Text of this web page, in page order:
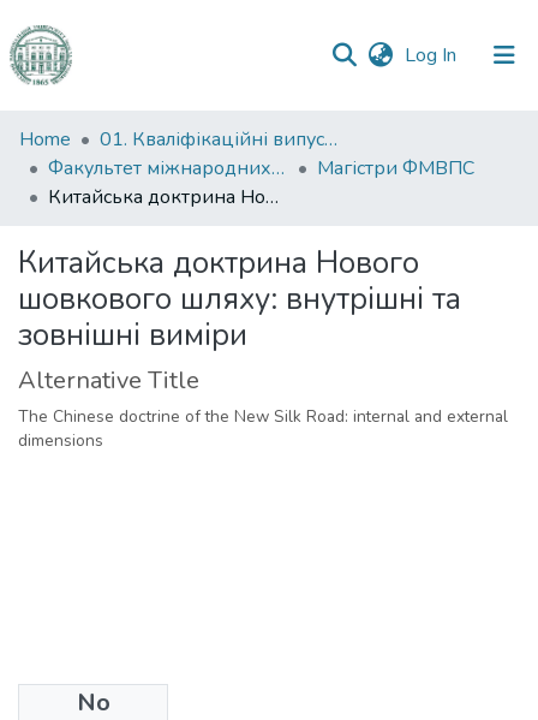
Log In (current)
Communities
&
Collections
Statistics
Home
01. Кваліфікаційні випускні роботи здобувачів вищої освіти
Факультет міжнародних відносин, політології та соціології
Магістри ФМВПС
Китайська доктрина Нового шовкового шляху: внутрішні та зовнішні виміри
Китайська доктрина Нового
шовкового шляху: внутрішні та
зовнішні виміри
Alternative Title
The Chinese doctrine of the New Silk Road: internal and external
dimensions
No